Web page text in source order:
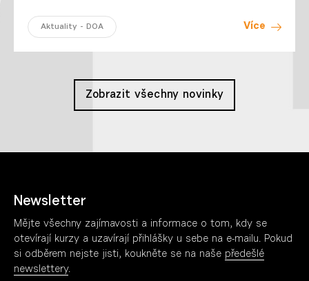
Aktuality - DOA Více
Zobrazit všechny novinky
Newsletter
Mějte všechny zajímavosti a informace o tom, kdy se
otevírají kurzy a uzavírají přihlášky u sebe na e-mailu. Pokud
si odběrem nejste jisti, koukněte se na naše předešlé
newslettery.